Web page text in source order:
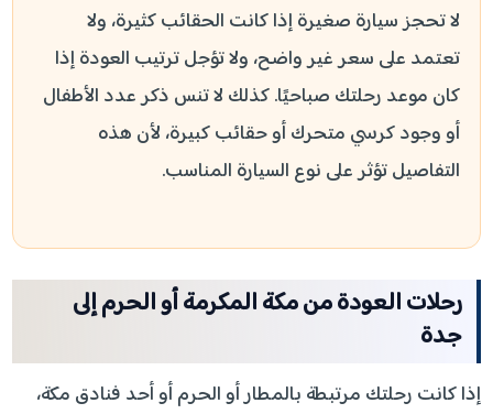
لا تحجز سيارة صغيرة إذا كانت الحقائب كثيرة، ولا
تعتمد على سعر غير واضح، ولا تؤجل ترتيب العودة إذا
كان موعد رحلتك صباحيًا. كذلك لا تنس ذكر عدد الأطفال
أو وجود كرسي متحرك أو حقائب كبيرة، لأن هذه
التفاصيل تؤثر على نوع السيارة المناسب.
رحلات العودة من مكة المكرمة أو الحرم إلى
جدة
إذا كانت رحلتك مرتبطة بالمطار أو الحرم أو أحد فنادق مكة،